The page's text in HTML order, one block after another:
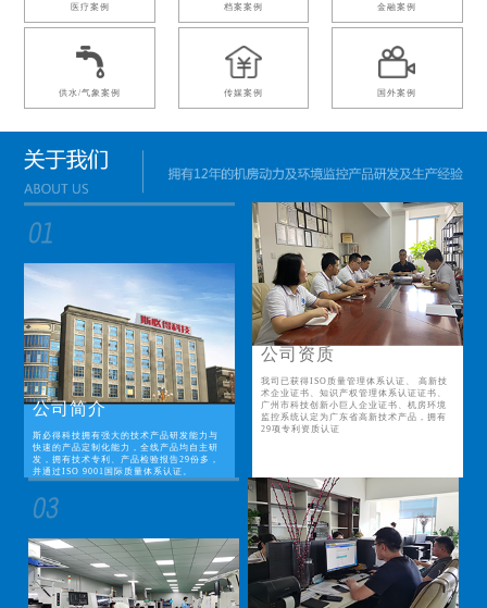
医疗案例 档案案例 金融案例
供水/气象案例 传媒案例 国外案例
公司简介
斯必得科技拥有强大的技术产品研发能力与
快速的产品定制化能力，全线产品均自主研
发，拥有技术专利、产品检验报告29份多，
并通过ISO 9001国际质量体系认证。
公司资质
我司已获得ISO质量管理体系认证、 高新技
术企业证书、知识产权管理体系认证证书、
广州市科技创新小巨人企业证书、机房环境
监控系统认定为广东省高新技术产品，拥有
29项专利资质认证